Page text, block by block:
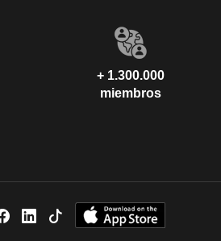
+ 1.300.000
miembros